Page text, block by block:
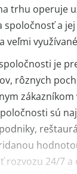
trhu operuje
spoločnosť a
veľmi
je
rôznych
zákazníkom
sú
rozvozu 24/7 a